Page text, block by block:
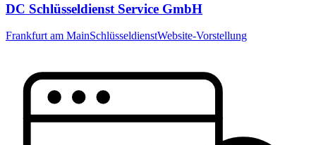
DC Schlüsseldienst Service GmbH
Frankfurt am MainSchlüsseldienstWebsite-Vorstellung